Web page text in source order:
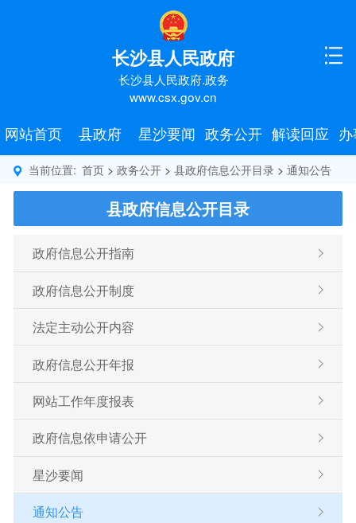
长沙县人民政府
长沙县人民政府.政务
www.csx.gov.cn
网站首页 县政府 星沙要闻 政务公开 解读回应
当前位置: 首页 >政务公开 >县政府信息公开目录 >通知公告
县政府信息公开目录
政府信息公开指南
政府信息公开制度
法定主动公开内容
政府信息公开年报
网站工作年度报表
政府信息依申请公开
星沙要闻
通知公告